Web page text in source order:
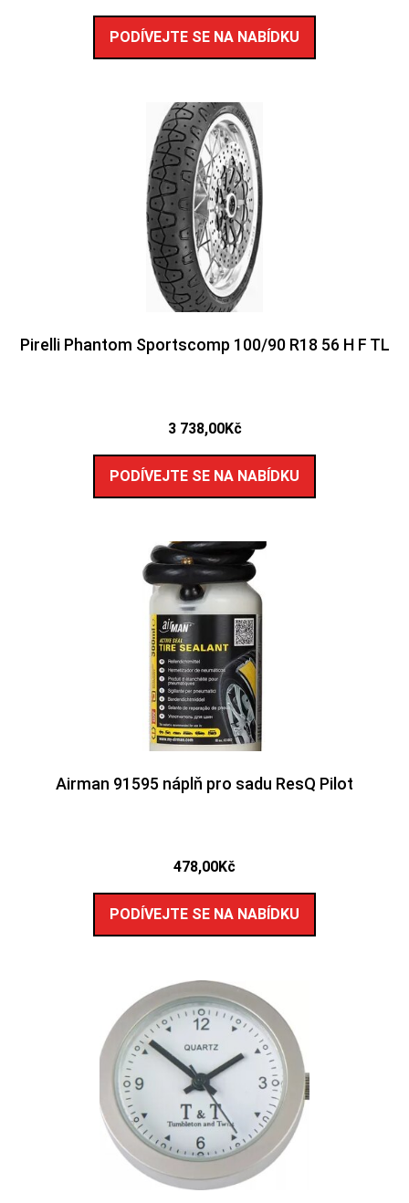
PODÍVEJTE SE NA NABÍDKU
Pirelli Phantom Sportscomp 100/90 R18 56 H F TL
3 738,00Kč
PODÍVEJTE SE NA NABÍDKU
Airman 91595 náplň pro sadu ResQ Pilot
478,00Kč
PODÍVEJTE SE NA NABÍDKU